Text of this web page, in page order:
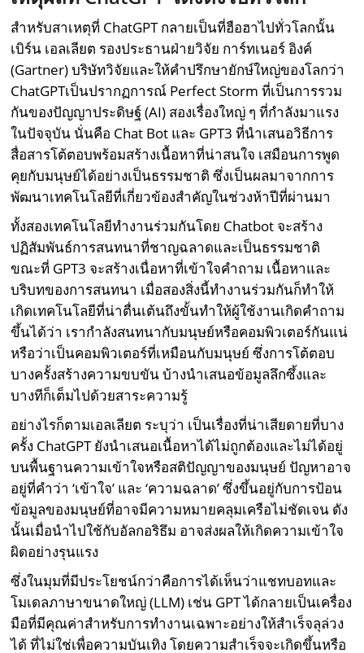
สำหรับสาเหตุที่ ChatGPT กลายเป็นที่ฮือฮาไปทั่วโลกนั้น
เบิร์น เอลเลียต รองประธานฝ่ายวิจัย การ์ทเนอร์ อิงค์
(Gartner) บริษัทวิจัยและให้คำปรึกษายักษ์ใหญ่ของโลกว่า
ChatGPTเป็นปรากฏการณ์ Perfect Storm ที่เป็นการรวม
กันของปัญญาประดิษฐ์ (AI) สองเรื่องใหญ่ ๆ ที่กำลังมาแรง
ในปัจจุบัน นั่นคือ Chat Bot และ GPT3 ที่นำเสนอวิธีการ
สื่อสารโต้ตอบพร้อมสร้างเนื้อหาที่น่าสนใจ เสมือนการพูด
คุยกับมนุษย์ได้อย่างเป็นธรรมชาติ ซึ่งเป็นผลมาจากการ
พัฒนาเทคโนโลยีที่เกี่ยวข้องสำคัญในช่วงห้าปีที่ผ่านมา
ทั้งสองเทคโนโลยีทำงานร่วมกันโดย Chatbot จะสร้าง
ปฏิสัมพันธ์การสนทนาที่ชาญฉลาดและเป็นธรรมชาติ
ขณะที่ GPT3 จะสร้างเนื่อหาที่เข้าใจคำถาม เนื้อหาและ
บริบทของการสนทนา เมื่อสองสิ่งนี้ทำงานร่วมกันก็ทำให้
เกิดเทคโนโลยีที่น่าตื่นเต้นถึงขั้นทำให้ผู้ใช้งานเกิดคำถาม
ขึ้นได้ว่า เรากำลังสนทนากับมนุษย์หรือคอมพิวเตอร์กันแน่
หรือว่าเป็นคอมพิวเตอร์ที่เหมือนกับมนุษย์ ซึ่งการโต้ตอบ
บางครั้งสร้างความขบขัน บ้างนำเสนอข้อมูลลึกซึ้งและ
บางทีก็เต็มไปด้วยสาระความรู้
อย่างไรก็ตามเอลเลียต ระบุว่า เป็นเรื่องที่น่าเสียดายที่บาง
ครั้ง ChatGPT ยังนำเสนอเนื้อหาได้ไม่ถูกต้องและไม่ได้อยู่
บนพื้นฐานความเข้าใจหรือสติปัญญาของมนุษย์ ปัญหาอาจ
อยู่ที่คำว่า ‘เข้าใจ’ และ ‘ความฉลาด’ ซึ่งขึ้นอยู่กับการป้อน
ข้อมูลของมนุษย์ที่อาจมีความหมายคลุมเครือไม่ชัดเจน ดัง
นั้นเมื่อนำไปใช้กับอัลกอริธึม อาจส่งผลให้เกิดความเข้าใจ
ผิดอย่างรุนแรง
ซึ่งในมุมที่มีประโยชน์กว่าคือการได้เห็นว่าแชทบอทและ
โมเดลภาษาขนาดใหญ่ (LLM) เช่น GPT ได้กลายเป็นเครื่อง
มือที่มีคุณค่าสำหรับการทำงานเฉพาะอย่างให้สำเร็จลุล่วง
ได้ ที่ไม่ใช่เพื่อความบันเทิง โดยความสำเร็จจะเกิดขึ้นหรือ